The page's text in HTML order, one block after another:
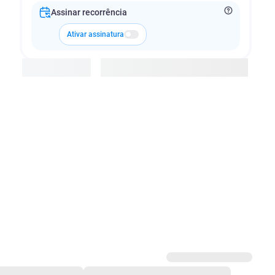
Assinar recorrência
Ativar assinatura